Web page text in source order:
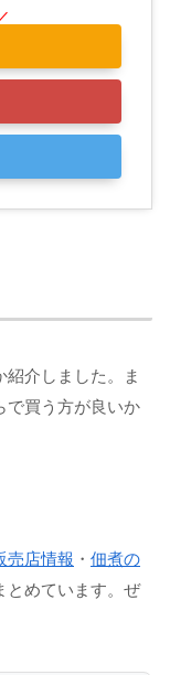
紹介しました。ま
で買う方が良いか
売店情報 ・ 佃煮の
とめています。ぜ